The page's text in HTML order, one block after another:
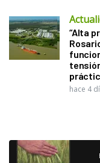
“Alta
hace 4